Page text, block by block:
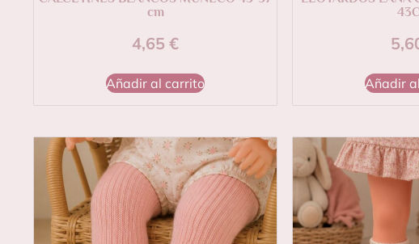
cm
4,65 €
Añadir al carrito Añadir